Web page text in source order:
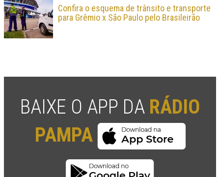
Confira o esquema de trânsito e transporte
para Grêmio x São Paulo pelo Brasileirão
BAIXE O APP DA RÁDIO
PAMPA